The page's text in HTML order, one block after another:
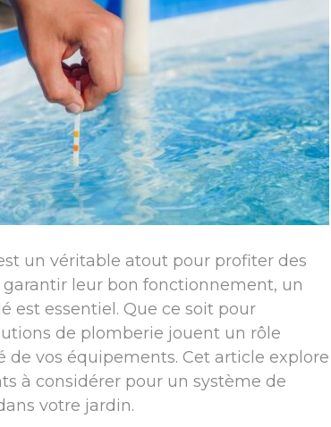
un véritable atout pour profiter des
leur bon fonctionnement, un
est essentiel. Que ce soit pour
de plomberie jouent un rôle
de vos équipements. Cet article explore
à considérer pour un système de
votre jardin.